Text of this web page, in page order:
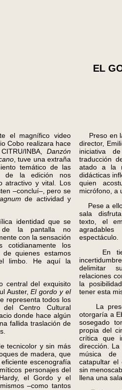
EL
el magnífico video
Cobo realizara hace
INBA, Danzón
, tuve una extraña
temático de las
de la edición nos
atractivo y vital. Los
–concluí–, pero se
de actividad y
identidad que se
de la pantalla no
con la sensación
cotidianamente los
de quienes estamos
limbo. He aquí la
del exquisito
Auster,El gordo y el
representa todos los
Centro Cultural
donde hace algún
fallida traslación de
tecnicolor y sin más
de madera, que
escenografía
personajes del
el Gordo y el
–como tantos
Preso en
director,
iniciativa
traducción
atado a la
didácticas
quien
micrófono, a
Pese a
sala
texto, el
espectáculo.
En
delimitar
relaciones
la
tener esta
La
otorgaría a
sosegado
propia del
crítica que
dirección.
música de
catapultar el
sin
llena una